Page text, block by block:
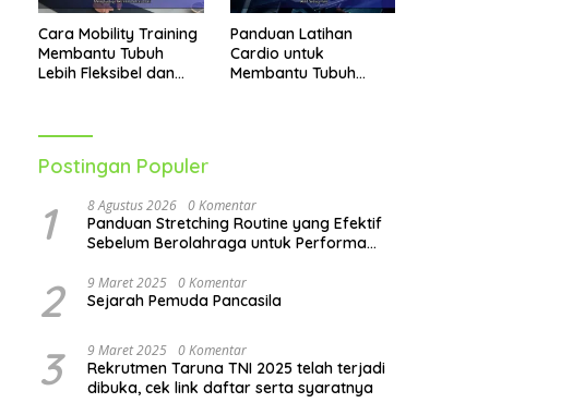
Cara Mobility Training
Membantu Tubuh
Lebih Fleksibel dan
Panduan Latihan
Cardio untuk
Membantu Tubuh
Postingan Populer
1 8 Agustus 2026 0 Komentar
Panduan Stretching Routine yang Efektif
Sebelum Berolahraga untuk Performa
2 9 Maret 2025 0 Komentar
Sejarah Pemuda Pancasila
3 9 Maret 2025 0 Komentar
Rekrutmen Taruna TNI 2025 telah terjadi
dibuka, cek link daftar serta syaratnya